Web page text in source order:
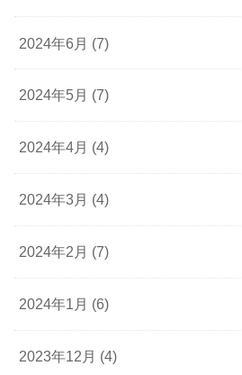
2024年6月 (7)
2024年5月 (7)
2024年4月 (4)
2024年3月 (4)
2024年2月 (7)
2024年1月 (6)
2023年12月 (4)